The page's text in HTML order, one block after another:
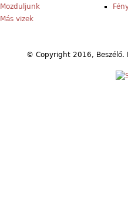
Mozduljunk
Más vizek
© Copyright 2016,